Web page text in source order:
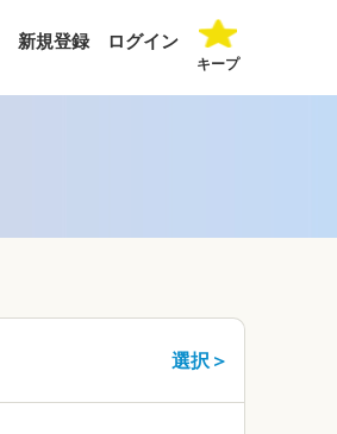
新規登録 ログイン
キープ
選択＞